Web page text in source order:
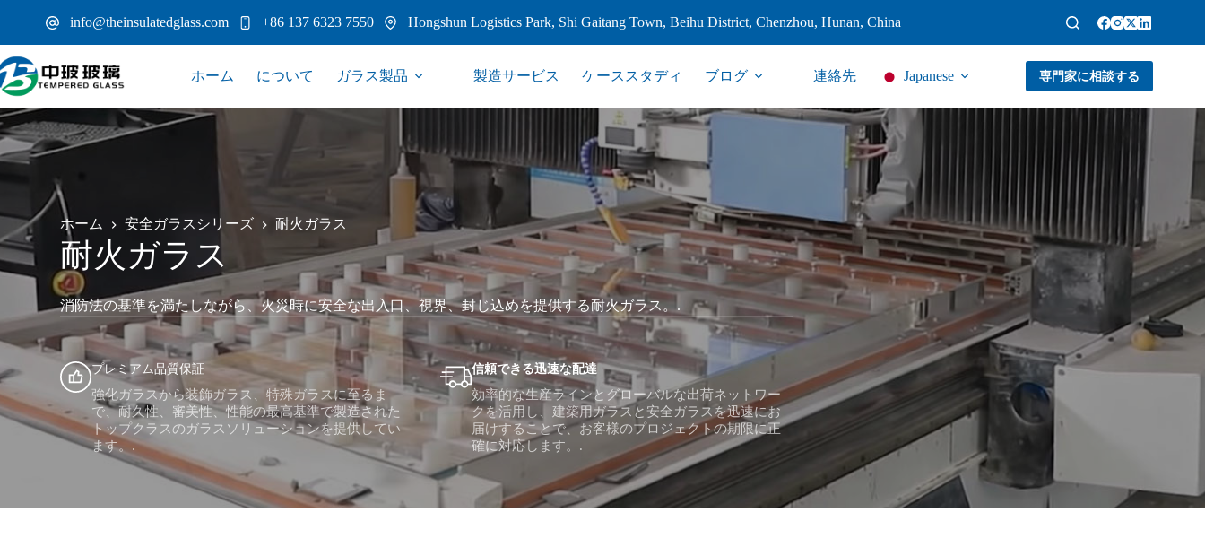
テ
ン
ツ
ス
キ
ッ
info@theinsulatedglass.com +86 137 6323 7550 Hongshun Logistics Park, Shi Gaitang Town, Beihu District, Chenzhou, Hunan, China
ホーム について ガラス製品 製造サービス ケーススタディ ブログ 連絡先 Japanese 専門家に相談する
ホーム 安全ガラスシリーズ 耐火ガラス
耐火ガラス
消防法の基準を満たしながら、火災時に安全な出入口、視界、封じ込めを提供する耐火ガラス。.
プレミアム品質保証
強化ガラスから装飾ガラス、特殊ガラスに至るま
で、耐久性、審美性、性能の最高基準で製造された
トップクラスのガラスソリューションを提供してい
ます。.
信頼できる迅速な配達
効率的な生産ラインとグローバルな出荷ネットワー
クを活用し、建築用ガラスと安全ガラスを迅速にお
届けすることで、お客様のプロジェクトの期限に正
確に対応します。.